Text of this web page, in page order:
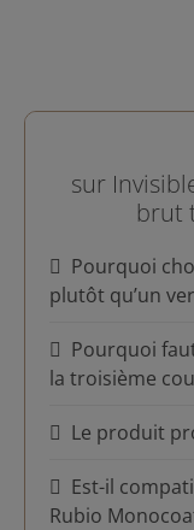
sur
brut
Pourquoi
plutôt qu’un
Pourquoi
la troisième
Le produit
Est-il
Rubio